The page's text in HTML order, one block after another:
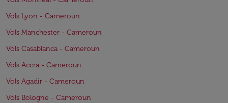
Vols Lyon - Cameroun
Vols Manchester - Cameroun
Vols Casablanca - Cameroun
Vols Accra - Cameroun
Vols Agadir - Cameroun
Vols Bologne - Cameroun